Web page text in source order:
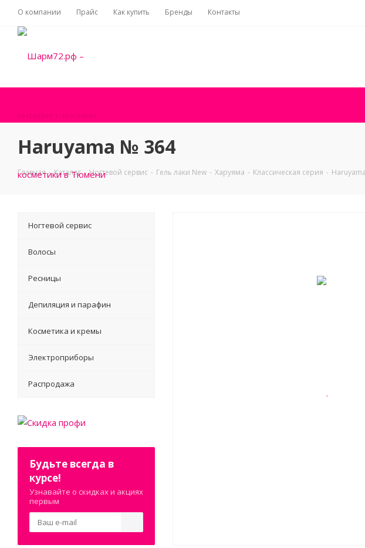
О компании Прайс Как купить Бренды Контакты
Haruyama № 364
Главная - Каталог - Ногтевой сервис - Гель лаки New - Харуяма - Классическая серия -
Ногтевой сервис
Волосы
Ресницы
Депиляция и парафин
Косметика и кремы
Электроприборы
Распродажа
Будьте всегда в
курсе!
Узнавайте о скидках и акциях
первым